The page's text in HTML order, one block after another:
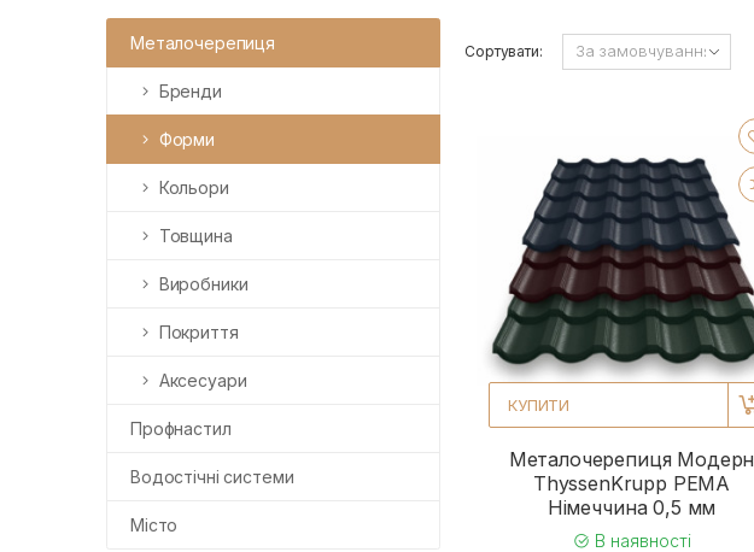
Металочерепиця
Бренди
Форми
Кольори
Товщина
Виробники
Покриття
Аксесуари
Профнастил
Водостічні системи
Місто
Сортувати:
КУПИТИ
Металочерепиця Модерн
ThyssenKrupp РЕМА
Німеччина 0,5 мм
В наявності